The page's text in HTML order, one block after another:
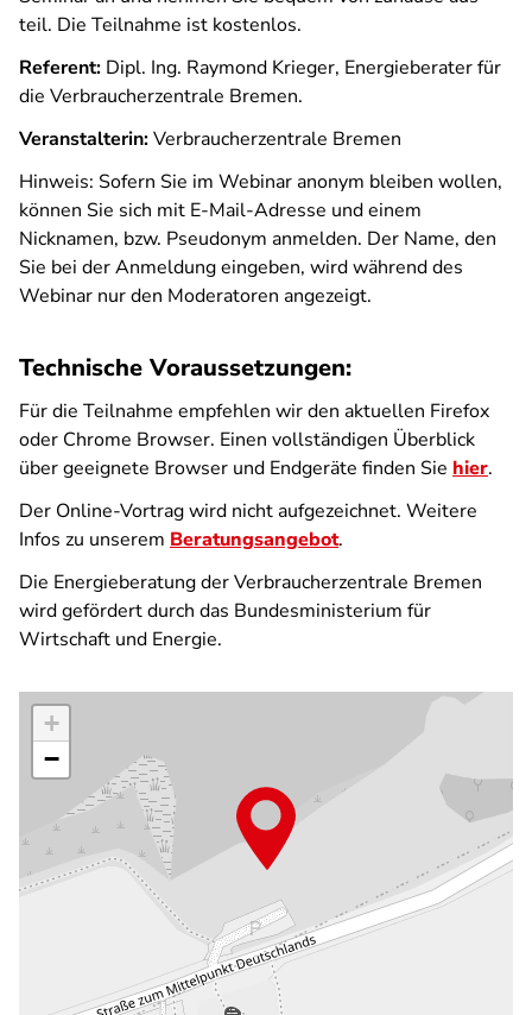
teil. Die Teilnahme ist kostenlos.
Referent: Dipl. Ing. Raymond Krieger, Energieberater für
die Verbraucherzentrale Bremen.
Veranstalterin:Verbraucherzentrale Bremen
Hinweis: Sofern Sie im Webinar anonym bleiben wollen,
können Sie sich mit E-Mail-Adresse und einem
Nicknamen, bzw. Pseudonym anmelden. Der Name, den
Sie bei der Anmeldung eingeben, wird während des
Webinar nur den Moderatoren angezeigt.
Technische Voraussetzungen:
Für die Teilnahme empfehlen wir den aktuellen Firefox
oder Chrome Browser. Einen vollständigen Überblick
über geeignete Browser und Endgeräte finden Sie hier.
Der Online-Vortrag wird nicht aufgezeichnet. Weitere
Infos zu unserem Beratungsangebot.
Die Energieberatung der Verbraucherzentrale Bremen
wird gefördert durch das Bundesministerium für
Wirtschaft und Energie.
+
−